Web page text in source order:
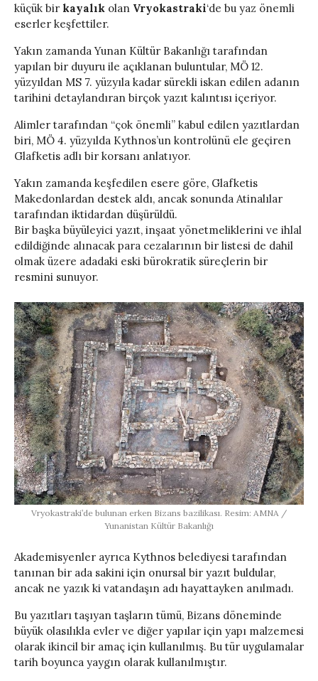
küçük bir kayalık olan Vryokastraki‘de bu yaz önemli
eserler keşfettiler.
Yakın zamanda Yunan Kültür Bakanlığı tarafından
yapılan bir duyuru ile açıklanan buluntular, MÖ 12.
yüzyıldan MS 7. yüzyıla kadar sürekli iskan edilen adanın
tarihini detaylandıran birçok yazıt kalıntısı içeriyor.
Alimler tarafından “çok önemli” kabul edilen yazıtlardan
biri, MÖ 4. yüzyılda Kythnos’un kontrolünü ele geçiren
Glafketis adlı bir korsanı anlatıyor.
Yakın zamanda keşfedilen esere göre, Glafketis
Makedonlardan destek aldı, ancak sonunda Atinalılar
tarafından iktidardan düşürüldü.
Bir başka büyüleyici yazıt, inşaat yönetmeliklerini ve ihlal
edildiğinde alınacak para cezalarının bir listesi de dahil
olmak üzere adadaki eski bürokratik süreçlerin bir
resmini sunuyor.
Vryokastraki’de bulunan erken Bizans bazilikası. Resim: AMNA /
Yunanistan Kültür Bakanlığı
Akademisyenler ayrıca Kythnos belediyesi tarafından
tanınan bir ada sakini için onursal bir yazıt buldular,
ancak ne yazık ki vatandaşın adı hayattayken anılmadı.
Bu yazıtları taşıyan taşların tümü, Bizans döneminde
büyük olasılıkla evler ve diğer yapılar için yapı malzemesi
olarak ikincil bir amaç için kullanılmış. Bu tür uygulamalar
tarih boyunca yaygın olarak kullanılmıştır.